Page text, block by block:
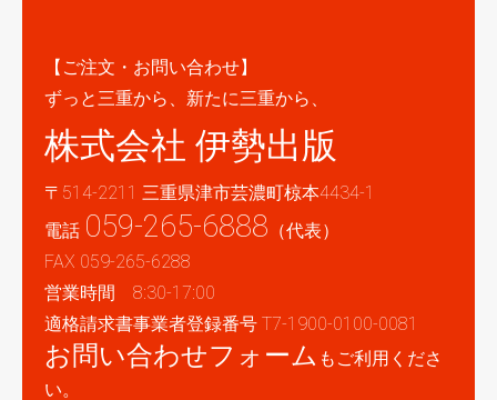
【ご注文・お問い合わせ】
ずっと三重から、新たに三重から、
株式会社 伊勢出版
〒514-2211 三重県津市芸濃町椋本4434-1
電話 059-265-6888 （代表）
FAX 059-265-6288
営業時間 8:30-17:00
適格請求書事業者登録番号 T7-1900-0100-0081
お問い合わせフォーム もご利用くださ
い。